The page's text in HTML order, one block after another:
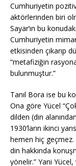
Cumhuriyetin
aktörlerinden biri
Sayar’ın bu
Cumhuriyetin
etkisinden çıkarıp
“metafiziğin
bulunmuştur.”
Tanıl Bora ise bu
Ona göre Yücel
dilden (din
1930’ların ikinci
hemen hiç geçmez.
din hakkında
yönelir.” Yani